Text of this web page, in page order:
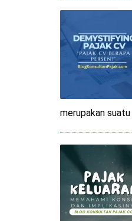
merupakan